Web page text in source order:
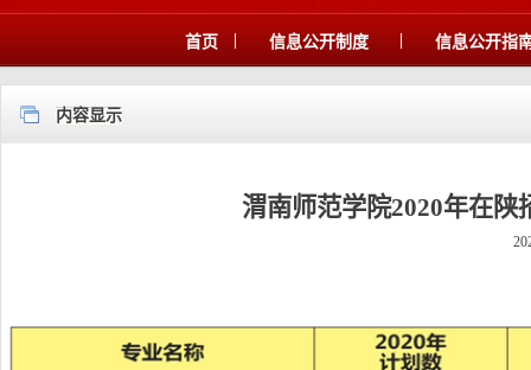
首页 信息公开制度 信息公开指
内容显示
渭南师范学院2020年在陕